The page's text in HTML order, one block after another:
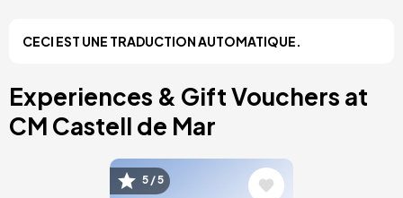
Bilbao, Espagne
Nice, France
CECI EST UNE TRADUCTION AUTOMATIQUE.
Experiences & Gift Vouchers at
CM Castell de Mar
Image
5 / 5